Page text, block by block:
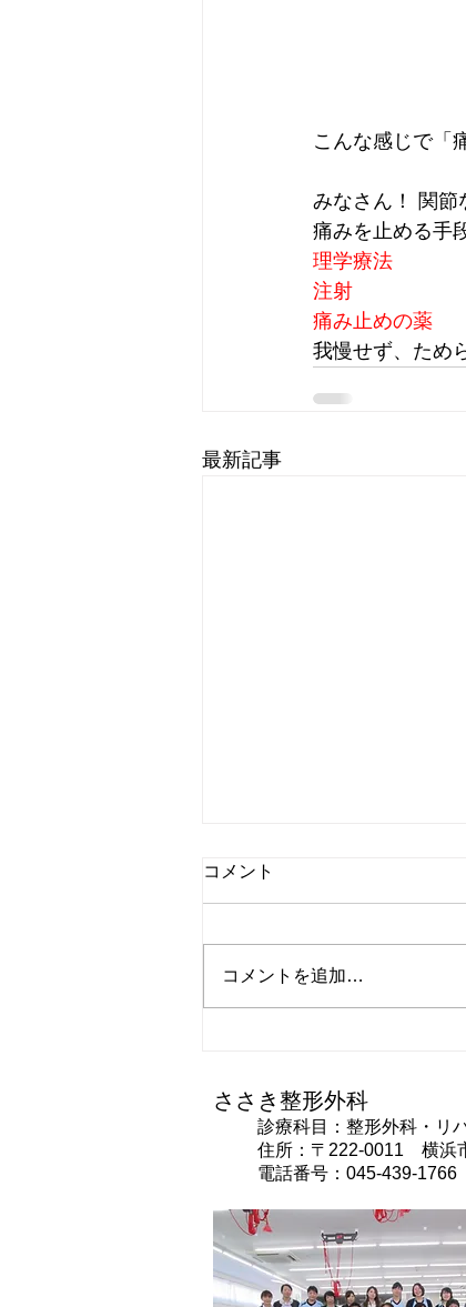
こんな感じで「
みなさん！ 関節
痛みを止める手
理学療法
注射
痛み止めの薬
我慢せず、ため
最新記事
コメント
コメントを追加…
ささき整形外科
診療科目：整形外科・リ
住所：〒222-0011 横浜
電話番号：045-439-1766